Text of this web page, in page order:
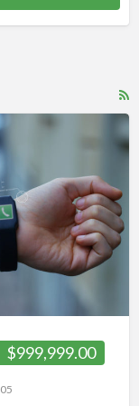
$999,999.00